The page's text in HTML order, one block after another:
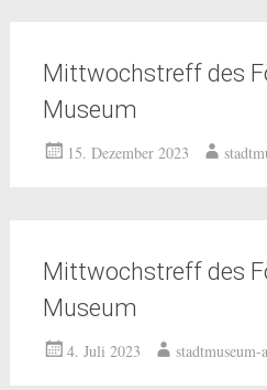
Mittwochstreff des
Museum
15. Dezember 2023
Mittwochstreff des
Museum
4. Juli 2023 stadtmuseum-